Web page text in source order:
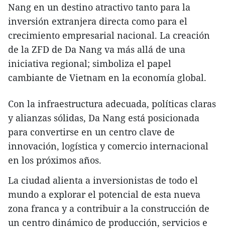
Nang en un destino atractivo tanto para la
inversión extranjera directa como para el
crecimiento empresarial nacional. La creación
de la ZFD de Da Nang va más allá de una
iniciativa regional; simboliza el papel
cambiante de Vietnam en la economía global.
Con la infraestructura adecuada, políticas claras
y alianzas sólidas, Da Nang está posicionada
para convertirse en un centro clave de
innovación, logística y comercio internacional
en los próximos años.
La ciudad alienta a inversionistas de todo el
mundo a explorar el potencial de esta nueva
zona franca y a contribuir a la construcción de
un centro dinámico de producción, servicios e